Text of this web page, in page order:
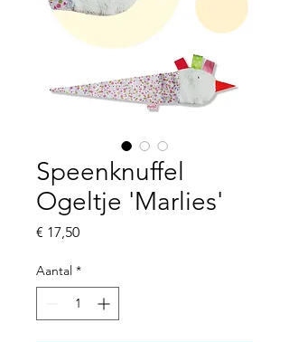
Speenknuffel
Ogeltje 'Marlies'
€ 17,50Prijs
Aantal *